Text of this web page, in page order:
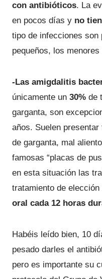
con antibióticos. La
en pocos días y no
tipo de infecciones son
pequeños, los menores
-Las amigdalitis
únicamente un 30% de
garganta, son
años. Suelen
de garganta, mal
famosas “placas de
en esta situación las
tratamiento de
oral cada 12 horas
Habéis leído bien, 10
pesado darles el
pero es importante su